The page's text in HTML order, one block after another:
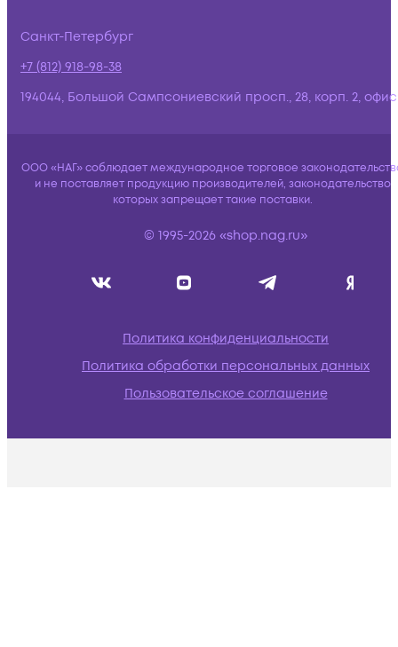
Санкт-Петербург
+7 (812) 918-98-38
194044, Большой Сампсониевский просп., 28, корп. 2,
ООО «НАГ» соблюдает международное торговое
и не поставляет продукцию производителей, законодательство
которых запрещает такие поставки.
© 1995-2026 «shop.nag.ru»
Политика конфиденциальности
Политика обработки персональных данных
Пользовательское соглашение